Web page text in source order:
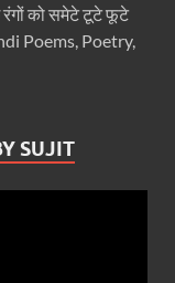
रंगों को समेटे टूटे फूटे
Poems, Poetry,
SUJIT